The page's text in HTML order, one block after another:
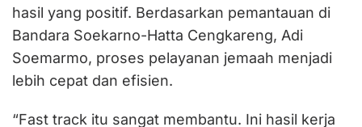
hasil yang positif. Berdasarkan pemantauan di
Bandara Soekarno-Hatta Cengkareng, Adi
Soemarmo, proses pelayanan jemaah menjadi
lebih cepat dan efisien.
“Fast track itu sangat membantu. Ini hasil kerja